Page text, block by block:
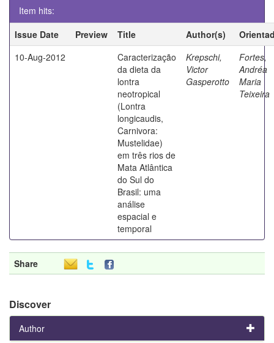
Item hits:
Issue Date
Preview Title Author(s)
10-Aug-2012
Caracterização
da dieta da
lontra
neotropical
(Lontra
longicaudis,
Carnivora:
Mustelidae)
em três rios de
Mata Atlântica
do Sul do
Brasil: uma
análise
espacial e
temporal
Krepschi,
Victor
Gasperotto
Fortes,
Andréa
Maria
Teixeira
Share
Discover
Author